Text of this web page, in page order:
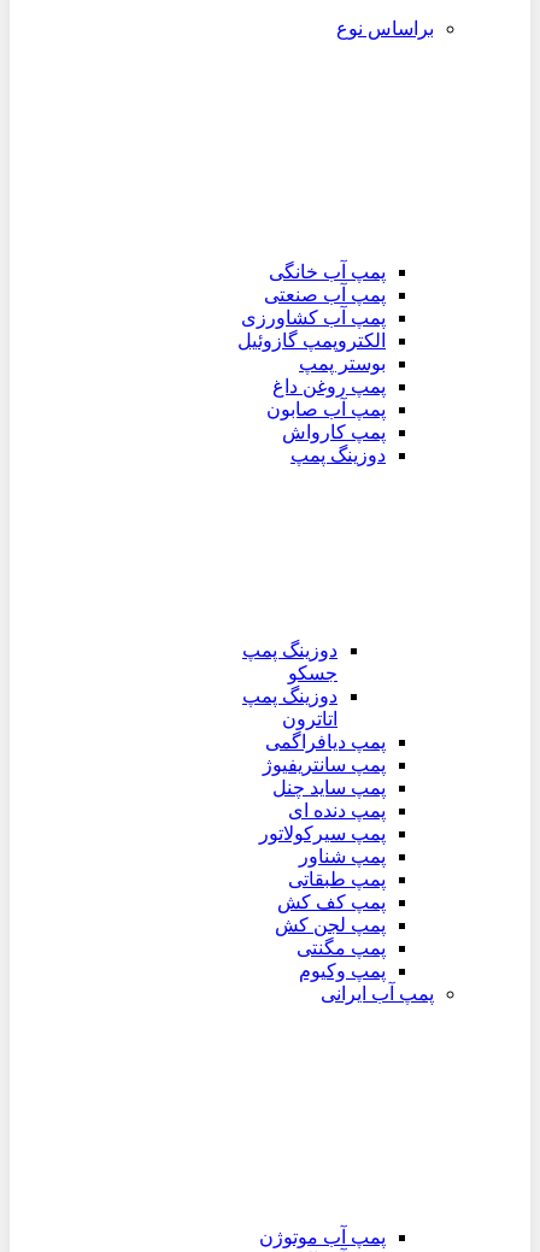
براساس نوع
پمپ آب خانگی
پمپ آب صنعتی
پمپ آب کشاورزی
الکتروپمپ گازوئیل
بوستر پمپ
پمپ روغن داغ
پمپ آب صابون
پمپ کارواش
دوزینگ پمپ
دوزینگ پمپ
جسکو
دوزینگ پمپ
اتاترون
پمپ دیافراگمی
پمپ سانتریفیوژ
پمپ ساید چنل
پمپ دنده ای
پمپ سیرکولاتور
پمپ شناور
پمپ طبقاتی
پمپ کف کش
پمپ لجن کش
پمپ مگنتی
پمپ وکیوم
پمپ آب ایرانی
پمپ آب موتوژن